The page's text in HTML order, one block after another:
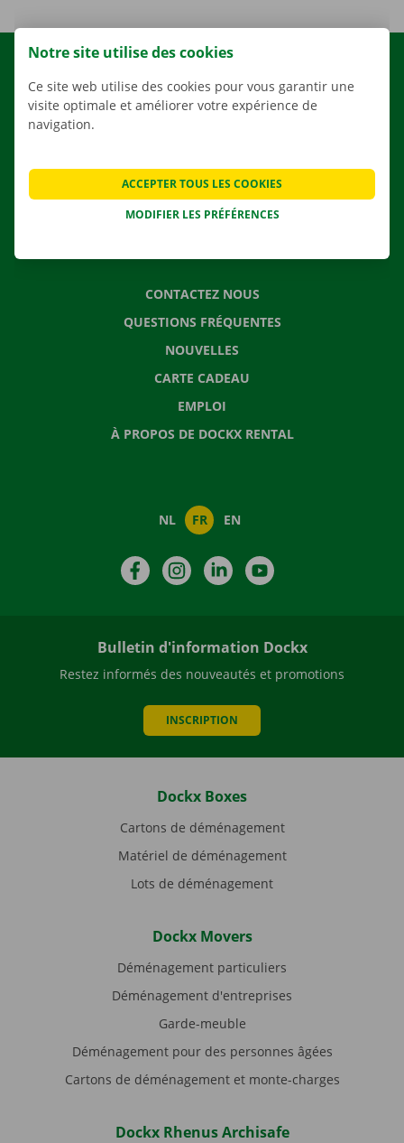
NOS VÉHICULES
APPLI
SOLUTIONS DE DÉMÉNAGEMENT
CONTACTEZ NOUS
QUESTIONS FRÉQUENTES
NOUVELLES
CARTE CADEAU
EMPLOI
À PROPOS DE DOCKX RENTAL
NL FR EN
FacebookInstagramLinkedIn
Bulletin d'information Dockx
Restez informés des nouveautés et promotions
INSCRIPTION
Dockx Boxes
Cartons de déménagement
Matériel de déménagement
Lots de déménagement
Dockx Movers
Déménagement particuliers
Déménagement d'entreprises
Garde-meuble
Déménagement pour des personnes âgées
Cartons de déménagement et monte-charges
Dockx Rhenus Archisafe
Notre site utilise des cookies
Ce site web utilise des cookies pour vous garantir une
visite optimale et améliorer votre expérience de
navigation.
MODIFIER LES PRÉFÉRENCES
ACCEPTER TOUS LES COOKIES